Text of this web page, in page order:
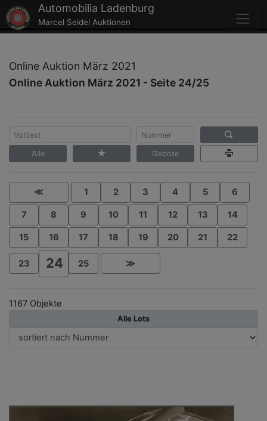
Automobilia Ladenburg
Marcel Seidel Auktionen
Online Auktion März 2021
Online Auktion März 2021 - Seite 24/25
Alle Gebote
≪ 1 2 3 4 5 6
7 8 9 10 11 12 13 14
15 16 17 18 19 20 21 22
23 24 25 ≫
1167 Objekte
Alle Lots